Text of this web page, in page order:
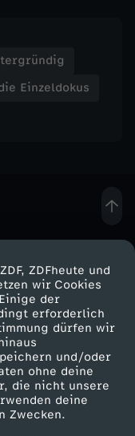
ZDFheute und
wir Cookies
der
erforderlich
dürfen wir
und/oder
ohne deine
die nicht unsere
deine
Zwecken.
Einzeldokus
zum ZDF